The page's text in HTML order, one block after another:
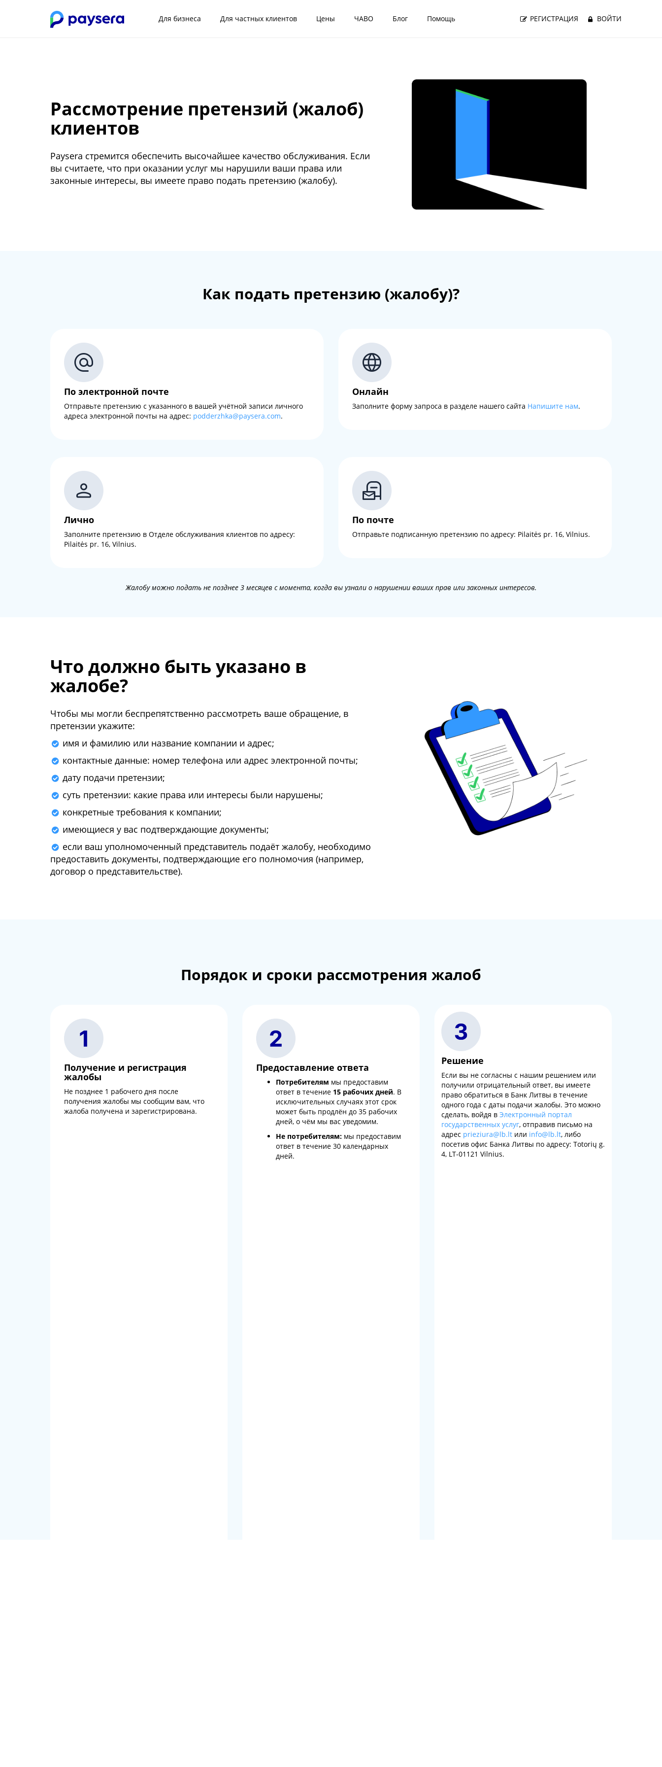
Для бизнеса Для частных клиентов Цены ЧАВО Блог Помощь РЕГИСТРАЦИЯ ВОЙТИ
Рассмотрение претензий (жалоб)
клиентов
Paysera стремится обеспечить высочайшее качество обслуживания. Если
вы считаете, что при оказании услуг мы нарушили ваши права или
законные интересы, вы имеете право подать претензию (жалобу).
Как подать претензию (жалобу)?
По электронной почте
Отправьте претензию с указанного в вашей учётной записи личного
адреса электронной почты на адрес: podderzhka@paysera.com.
Онлайн
Заполните форму запроса в разделе нашего сайта Напишите нам.
Лично
Заполните претензию в Отделе обслуживания клиентов по адресу:
Pilaitės pr. 16, Vilnius.
По почте
Отправьте подписанную претензию по адресу: Pilaitės pr. 16, Vilnius.
Жалобу можно подать не позднее 3 месяцев с момента, когда вы узнали о нарушении ваших прав или законных интересов.
Что должно быть указано в
жалобе?
Чтобы мы могли беспрепятственно рассмотреть ваше обращение, в
претензии укажите:
имя и фамилию или название компании и адрес;
контактные данные: номер телефона или адрес электронной почты;
дату подачи претензии;
суть претензии: какие права или интересы были нарушены;
конкретные требования к компании;
имеющиеся у вас подтверждающие документы;
если ваш уполномоченный представитель подаёт жалобу, необходимо
предоставить документы, подтверждающие его полномочия (например,
договор о представительстве).
Порядок и сроки рассмотрения жалоб
Получение и регистрация
жалобы
Не позднее 1 рабочего дня после
получения жалобы мы сообщим вам, что
жалоба получена и зарегистрирована.
Предоставление ответа
Потребителям мы предоставим
ответ в течение 15 рабочих дней. В
исключительных случаях этот срок
может быть продлён до 35 рабочих
дней, о чём мы вас уведомим.
Не потребителям: мы предоставим
ответ в течение 30 календарных
дней.
Решение
Если вы не согласны с нашим решением или
получили отрицательный ответ, вы имеете
право обратиться в Банк Литвы в течение
одного года с даты подачи жалобы. Это можно
сделать, войдя в Электронный портал
государственных услуг, отправив письмо на
адрес prieziura@lb.lt или info@lb.lt, либо
посетив офис Банка Литвы по адресу: Totorių g.
4, LT-01121 Vilnius.